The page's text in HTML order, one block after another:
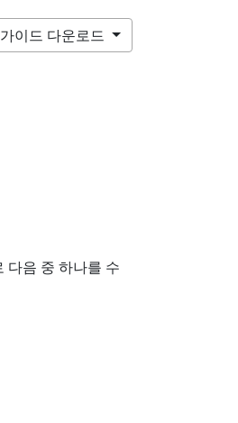
가이드 다운로드
다음 중 하나를 수